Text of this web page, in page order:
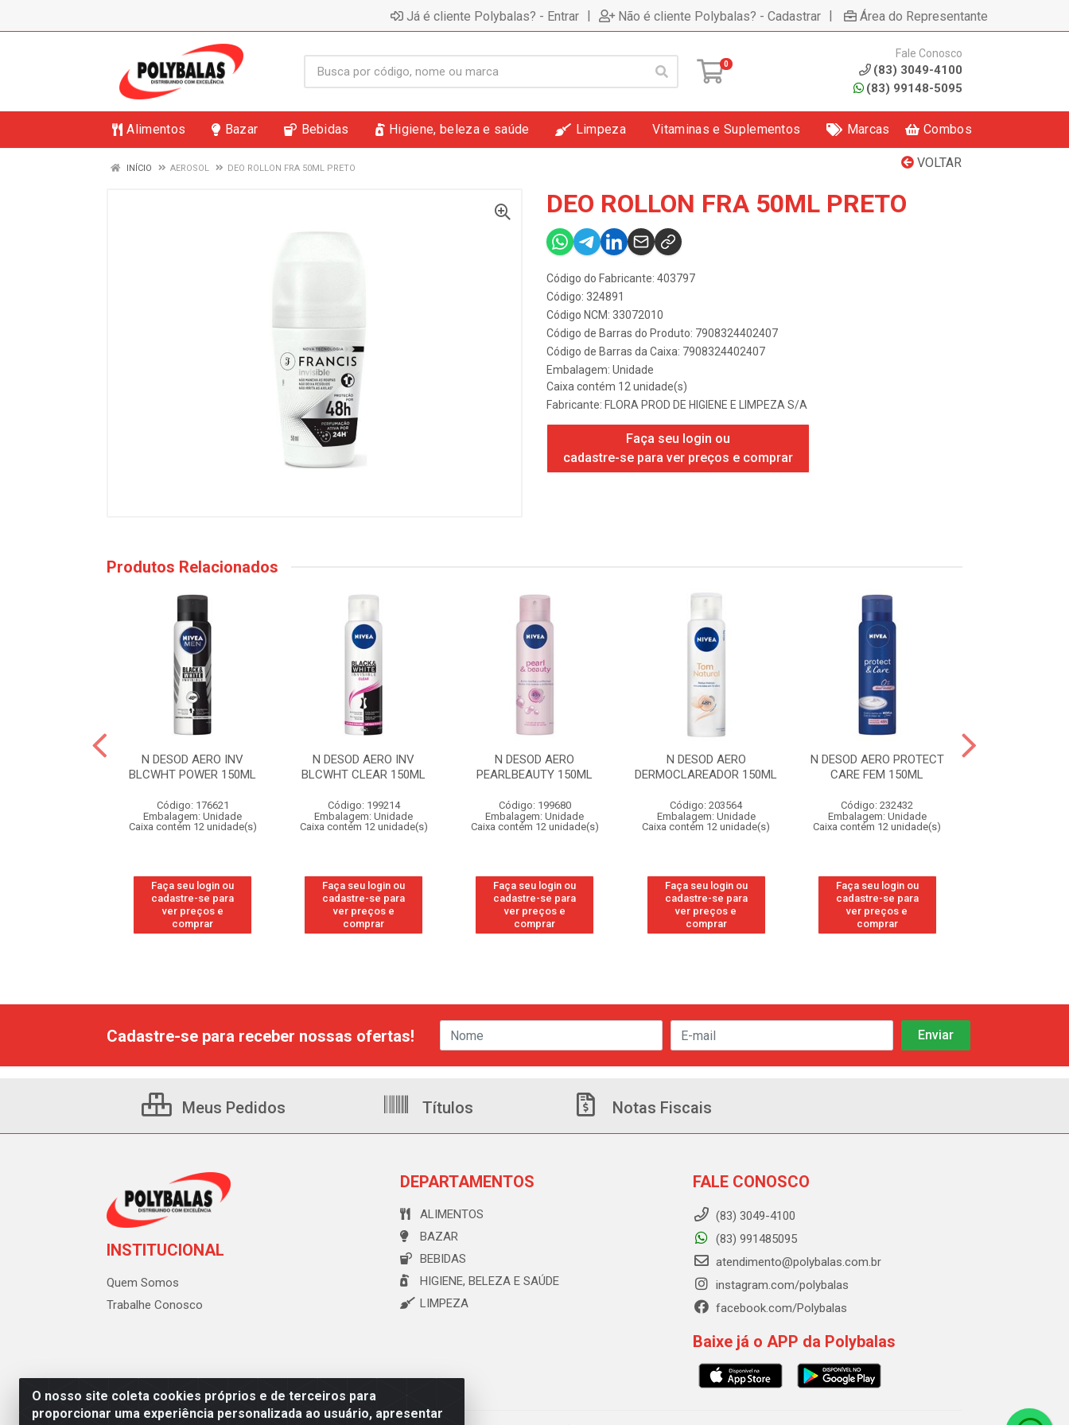
Já é cliente Polybalas? - Entrar | Não é cliente Polybalas? - Cadastrar | Área do Representante
0
Fale Conosco
(83) 3049-4100
(83) 99148-5095
Alimentos Bazar Bebidas Higiene, beleza e saúde Limpeza Vitaminas e Suplementos Marcas Combos
VOLTAR
INÍCIO AEROSOL DEO ROLLON FRA 50ML PRETO
DEO ROLLON FRA 50ML PRETO
Código do Fabricante: 403797
Código: 324891
Código NCM: 33072010
Código de Barras do Produto: 7908324402407
Código de Barras da Caixa: 7908324402407
Embalagem: Unidade
Caixa contém 12 unidade(s)
Fabricante: FLORA PROD DE HIGIENE E LIMPEZA S/A
Faça seu login ou
cadastre-se para ver preços e comprar
Produtos Relacionados
N DESOD AERO INV
BLCWHT POWER 150ML
Código: 176621
Embalagem: Unidade
Caixa contém 12 unidade(s)
Faça seu login ou
cadastre-se para
ver preços e
comprar
N DESOD AERO INV
BLCWHT CLEAR 150ML
Código: 199214
Embalagem: Unidade
Caixa contém 12 unidade(s)
Faça seu login ou
cadastre-se para
ver preços e
comprar
N DESOD AERO
PEARLBEAUTY 150ML
Código: 199680
Embalagem: Unidade
Caixa contém 12 unidade(s)
Faça seu login ou
cadastre-se para
ver preços e
comprar
N DESOD AERO
DERMOCLAREADOR 150ML
Código: 203564
Embalagem: Unidade
Caixa contém 12 unidade(s)
Faça seu login ou
cadastre-se para
ver preços e
comprar
N DESOD AERO PROTECT
CARE FEM 150ML
Código: 232432
Embalagem: Unidade
Caixa contém 12 unidade(s)
Faça seu login ou
cadastre-se para
ver preços e
comprar
O nosso site coleta cookies próprios e de terceiros para
proporcionar uma experiência personalizada ao usuário, apresentar
Cadastre-se para receber nossas ofertas!
Meus Pedidos Títulos Notas Fiscais
INSTITUCIONAL
Quem Somos
Trabalhe Conosco
DEPARTAMENTOS
ALIMENTOS
BAZAR
BEBIDAS
HIGIENE, BELEZA E SAÚDE
LIMPEZA
FALE CONOSCO
(83) 3049-4100
(83) 991485095
atendimento@polybalas.com.br
instagram.com/polybalas
facebook.com/Polybalas
Baixe já o APP da Polybalas